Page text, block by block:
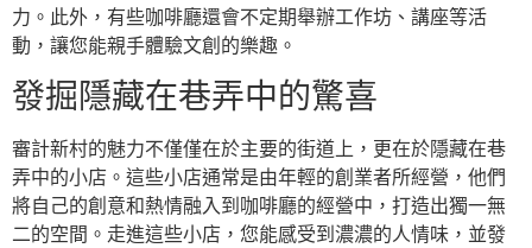
力。此外，有些咖啡廳還會不定期舉辦工作坊、講座等活
動，讓您能親手體驗文創的樂趣。
發掘隱藏在巷弄中的驚喜
審計新村的魅力不僅僅在於主要的街道上，更在於隱藏在巷
弄中的小店。這些小店通常是由年輕的創業者所經營，他們
將自己的創意和熱情融入到咖啡廳的經營中，打造出獨一無
二的空間。走進這些小店，您能感受到濃濃的人情味，並發